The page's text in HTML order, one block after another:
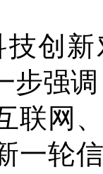
新
步强
联网
一轮